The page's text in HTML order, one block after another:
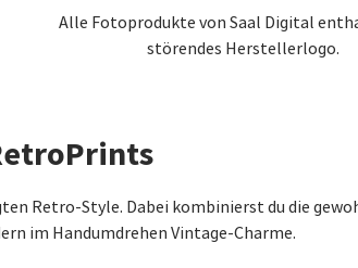
Alle Fotoprodukte von Saal Digital
störendes Herstellerlogo.
Retro-Style. Dabei kombinierst du die
im Handumdrehen Vintage-Charme.